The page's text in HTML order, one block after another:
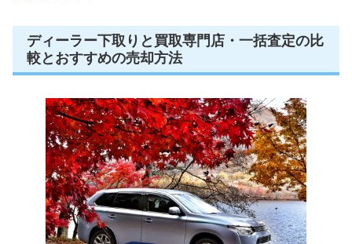
ディーラー下取りと買取専門店・一括査定の比
較とおすすめの売却方法